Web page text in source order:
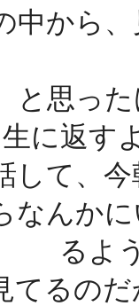
中から
と思っ
生に返す
して、
なんか
るよ
てるの